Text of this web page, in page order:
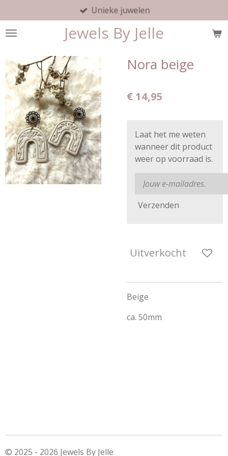
direct
naar
hoofdinhoud
Jewels By Jelle
Unieke juwelen
Nora beige
€ 14,95
Laat het me weten
wanneer dit product
weer op voorraad is.
Verzenden
Uitverkocht
Beige
ca. 50mm
© 2025 - 2026 Jewels By Jelle